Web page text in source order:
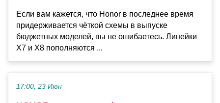
Если вам кажется, что Honor в последнее время
придерживается чёткой схемы в выпуске
бюджетных моделей, вы не ошибаетесь. Линейки
X7 и X8 пополняются ...
17:00, 23 Июн